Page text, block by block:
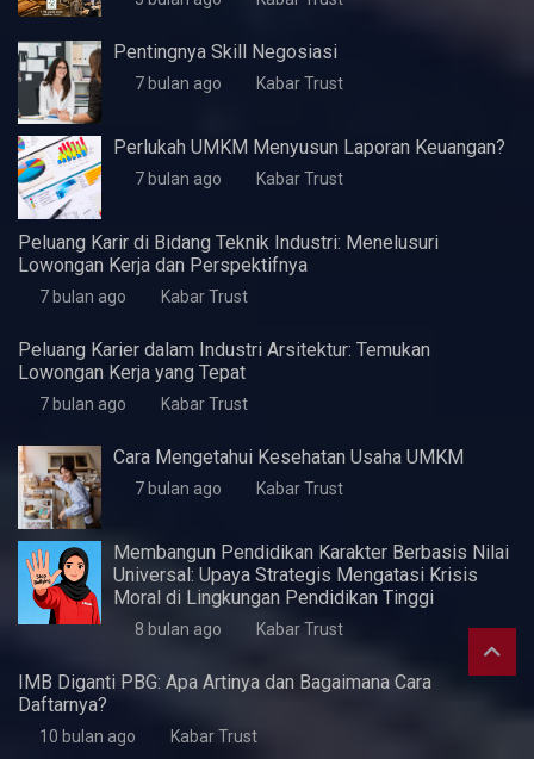
Artikel Terbaru
5 Fitur Samsung A07 yang Pas untuk Kebutuhan
Dasar Harian
3 minggu ago Kabar Trust
KWaS Hadir di JIFFINA 2026 (Jogja
International Furniture & Craft Fair Indonesia)
5 bulan ago Kabar Trust
Pentingnya Skill Negosiasi
Perlukah UMKM Menyusun Laporan Keuangan?
7 bulan ago Kabar Trust
Peluang Karir di Bidang Teknik Industri: Menelusuri
Lowongan Kerja dan Perspektifnya
7 bulan ago Kabar Trust